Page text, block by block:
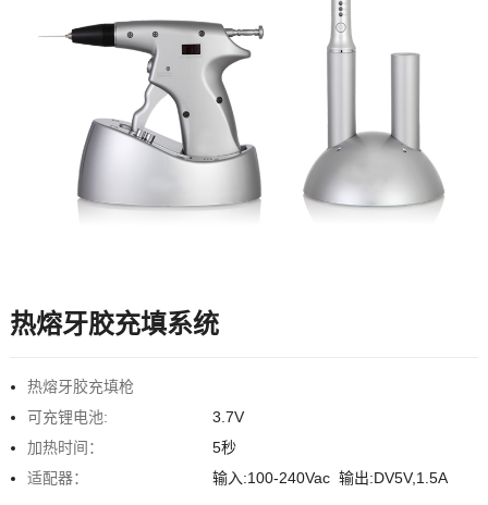
热熔牙胶充填系统
热熔牙胶充填枪
可充锂电池:
3.7V
加热时间：
5秒
适配器：
输入:100-240Vac 输出:DV5V,1.5A